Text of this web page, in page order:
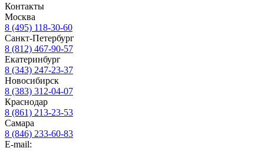
Контакты
Москва
8 (495) 118-30-60
Санкт-Петербург
8 (812) 467-90-57
Екатеринбург
8 (343) 247-23-37
Новосибирск
8 (383) 312-04-07
Краснодар
8 (861) 213-23-53
Самара
8 (846) 233-60-83
E-mail: